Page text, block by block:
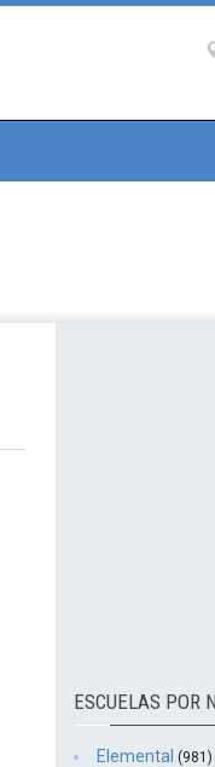
ESCUELAS POR
Elemental (981)